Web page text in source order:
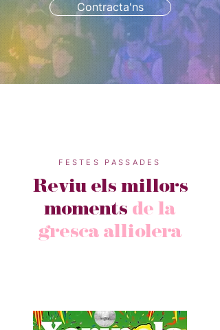
Contracta'ns
FESTES PASSADES
Reviu els millors
moments de la
gresca alliolera